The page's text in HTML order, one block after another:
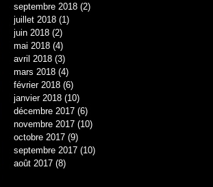
septembre 2018 (2)
juillet 2018 (1)
juin 2018 (2)
mai 2018 (4)
avril 2018 (3)
mars 2018 (4)
février 2018 (6)
janvier 2018 (10)
décembre 2017 (6)
novembre 2017 (10)
octobre 2017 (9)
septembre 2017 (10)
août 2017 (8)